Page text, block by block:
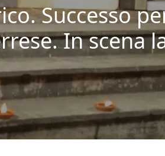
Successo
In scena